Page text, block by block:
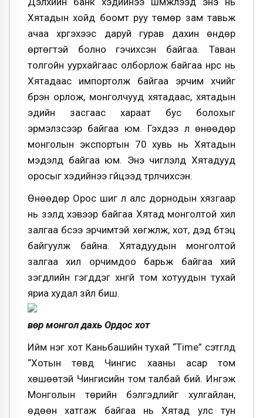
Хятадын хойд боомт руу төмөр зам тавьж
ачаа хүргэхээс даруй гурав дахин өндөр
өртөгтэй болно гэчихсэн байгаа. Таван
толгойн уурхайгаас олборлож байгаа нүүрс нь
Хятадаас импортолж байгаа эрчим хүчийг
бүрэн орлож, монголчууд хятадаас, хятадын
эдийн засгаас хараат бус болохыг
эрмэлзсээр байгаа юм. Гэхдээ л өнөөдөр
монголын экспортын 70 хувь нь Хятадын
мэдэлд байгаа юм. Энэ чиглэлд Хятадууд
оросыг хэдийнээ гүйцээд түрүүлчихсэн.
Өнөөдөр Орос шиг л алс дорнодын хязгаар
нь зэлүүд хэвээр байгаа Хятад монголтой хил
залгаа бүсээ эрчимтэй хөгжүүлж, хот, дэд бүтэц
байгуулж байна. Хятадуудын монголтой
залгаа хил орчимдоо барьж байгаа хий
үзэгдлийн гэгддэг хүнгүй том хотуудын тухай
яриа худал зүйл биш.
Өвөр монгол дахь Ордос хот
Ийм нэг хот Каньбашийн тухай “Time” сэтгүүлд
“Хотын төвд Чингис хааны асар том
хөшөөтэй Чингисийн том талбай бий. Ингэж
Монголын төрийн бэлгэдлийг хулгайлан,
өдөөн хатгаж байгаа нь Хятад улс тун